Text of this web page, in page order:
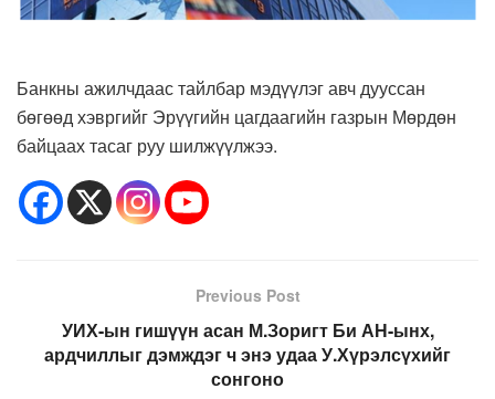
Банкны ажилчдаас тайлбар мэдүүлэг авч дууссан
бөгөөд хэвргийг Эрүүгийн цагдаагийн газрын Мөрдөн
байцаах тасаг руу шилжүүлжээ.
Previous Post
УИХ-ын гишүүн асан М.Зоригт Би АН-ынх,
ардчиллыг дэмждэг ч энэ удаа У.Хүрэлсүхийг
сонгоно